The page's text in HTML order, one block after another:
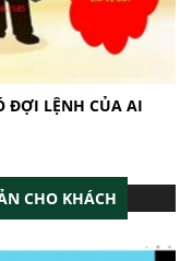
ĐỢI LỆNH CỦA AI
CHO KHÁCH